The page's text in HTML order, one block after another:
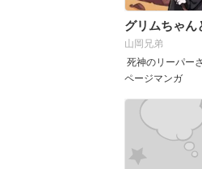
グリムちゃ
山岡兄弟
死神のリーパー
ページマンガ